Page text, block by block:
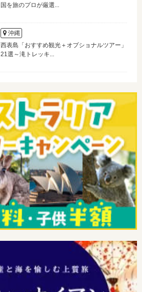
国を旅のプロが厳選...
沖縄
西表島「おすすめ観光＋オプショナルツアー」
21選～滝トレッキ...